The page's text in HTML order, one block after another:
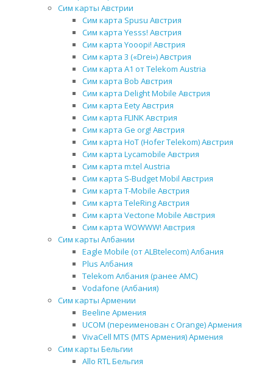
Сим карты Австрии
Сим карта Spusu Австрия
Сим карта Yesss! Австрия
Сим карта Yooopi! Австрия
Сим карта 3 («Drei») Австрия
Сим карта A1 от Telekom Austria
Сим карта Bob Австрия
Сим карта Delight Mobile Австрия
Сим карта Eety Австрия
Сим карта FLINK Австрия
Сим карта Ge org! Австрия
Сим карта HoT (Hofer Telekom) Австрия
Сим карта Lycamobile Австрия
Сим карта m:tel Austria
Сим карта S-Budget Mobil Австрия
Сим карта T-Mobile Австрия
Сим карта TeleRing Австрия
Сим карта Vectone Mobile Австрия
Сим карта WOWWW! Австрия
Сим карты Албании
Eagle Mobile (от ALBtelecom) Албания
Plus Албания
Telekom Албания (ранее AMC)
Vodafone (Албания)
Сим карты Армении
Beeline Армения
UCOM (переименован с Orange) Армения
VivaCell MTS (MTS Армения) Армения
Сим карты Бельгии
Allo RTL Бельгия